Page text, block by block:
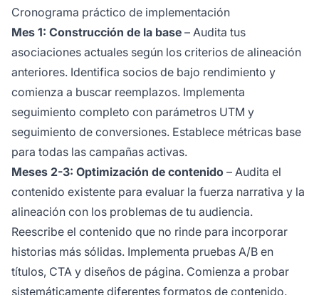
Cronograma práctico de implementación
Mes 1: Construcción de la base – Audita tus
asociaciones actuales según los criterios de alineación
anteriores. Identifica socios de bajo rendimiento y
comienza a buscar reemplazos. Implementa
seguimiento completo con parámetros UTM y
seguimiento de conversiones. Establece métricas base
para todas las campañas activas.
Meses 2-3: Optimización de contenido – Audita el
contenido existente para evaluar la fuerza narrativa y la
alineación con los problemas de tu audiencia.
Reescribe el contenido que no rinde para incorporar
historias más sólidas. Implementa pruebas A/B en
títulos, CTA y diseños de página. Comienza a probar
sistemáticamente diferentes formatos de contenido.